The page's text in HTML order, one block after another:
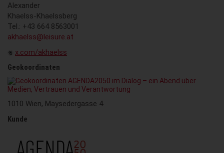
Alexander
Khaelss-Khaelssberg
Tel.: +43 664 8563001
akhaelss@leisure.at
x.com/akhaelss
Geokoordinaten
1010 Wien, Maysedergasse 4
Kunde